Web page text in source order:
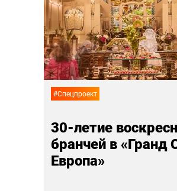
#Спецпроект
30-летие
бранчей в «Гранд
Европа»